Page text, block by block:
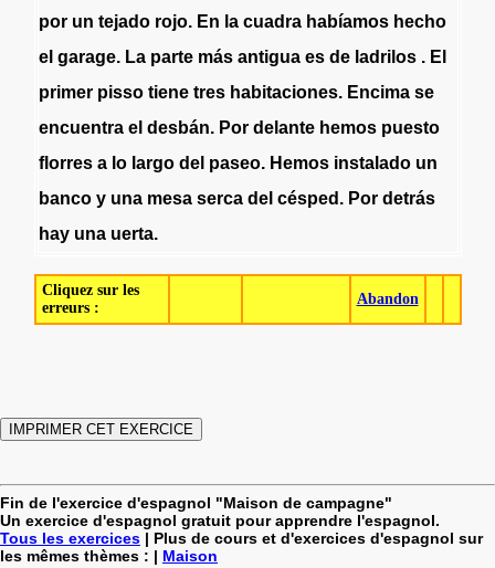
por un tejado rojo. En la cuadra habíamos hecho
el garage. La parte más antigua es de ladrilos . El
primer pisso tiene tres habitaciones. Encima se
encuentra el desbán. Por delante hemos puesto
florres a lo largo del paseo. Hemos instalado un
banco y una mesa serca del césped . Por detrás
hay una uerta.
Cliquez sur les
erreurs :
Abandon
Fin de l'exercice d'espagnol "Maison de campagne"
Un exercice d'espagnol gratuit pour apprendre l'espagnol.
Tous les exercices | Plus de cours et d'exercices d'espagnol sur
les mêmes thèmes : | Maison